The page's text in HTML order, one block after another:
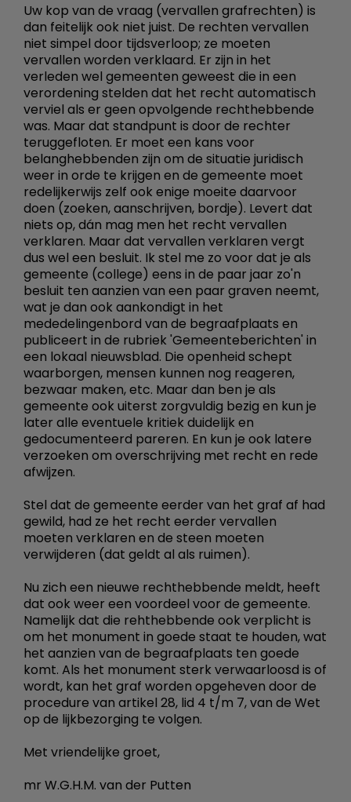
Uw kop van de vraag (vervallen grafrechten) is
dan feitelijk ook niet juist. De rechten vervallen
niet simpel door tijdsverloop; ze moeten
vervallen worden verklaard. Er zijn in het
verleden wel gemeenten geweest die in een
verordening stelden dat het recht automatisch
verviel als er geen opvolgende rechthebbende
was. Maar dat standpunt is door de rechter
teruggefloten. Er moet een kans voor
belanghebbenden zijn om de situatie juridisch
weer in orde te krijgen en de gemeente moet
redelijkerwijs zelf ook enige moeite daarvoor
doen (zoeken, aanschrijven, bordje). Levert dat
niets op, dán mag men het recht vervallen
verklaren. Maar dat vervallen verklaren vergt
dus wel een besluit. Ik stel me zo voor dat je als
gemeente (college) eens in de paar jaar zo'n
besluit ten aanzien van een paar graven neemt,
wat je dan ook aankondigt in het
mededelingenbord van de begraafplaats en
publiceert in de rubriek 'Gemeenteberichten' in
een lokaal nieuwsblad. Die openheid schept
waarborgen, mensen kunnen nog reageren,
bezwaar maken, etc. Maar dan ben je als
gemeente ook uiterst zorgvuldig bezig en kun je
later alle eventuele kritiek duidelijk en
gedocumenteerd pareren. En kun je ook latere
verzoeken om overschrijving met recht en rede
afwijzen.
Stel dat de gemeente eerder van het graf af had
gewild, had ze het recht eerder vervallen
moeten verklaren en de steen moeten
verwijderen (dat geldt al als ruimen).
Nu zich een nieuwe rechthebbende meldt, heeft
dat ook weer een voordeel voor de gemeente.
Namelijk dat die rehthebbende ook verplicht is
om het monument in goede staat te houden, wat
het aanzien van de begraafplaats ten goede
komt. Als het monument sterk verwaarloosd is of
wordt, kan het graf worden opgeheven door de
procedure van artikel 28, lid 4 t/m 7, van de Wet
op de lijkbezorging te volgen.
Met vriendelijke groet,
mr W.G.H.M. van der Putten